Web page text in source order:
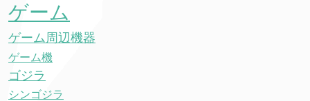
ゲーム
ゲーム周辺機器
ゲーム機
ゴジラ
シンゴジラ